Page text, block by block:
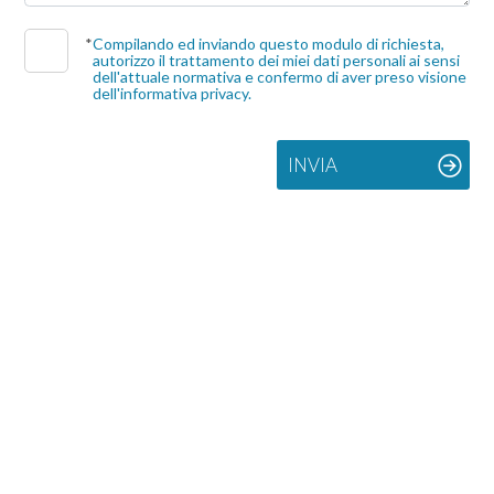
*Compilando ed inviando questo modulo di richiesta,
autorizzo il trattamento dei miei dati personali ai sensi
dell'attuale normativa e confermo di aver preso visione
dell'informativa privacy.
INVIA
Commerciali